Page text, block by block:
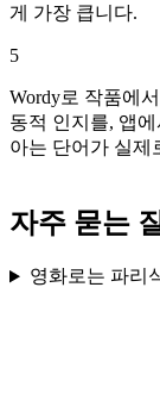
게 가장 큽니다.
5
Wordy로 작품에
동적 인지를, 앱
아는 단어가 실제
자주 묻는
영화로는 파리